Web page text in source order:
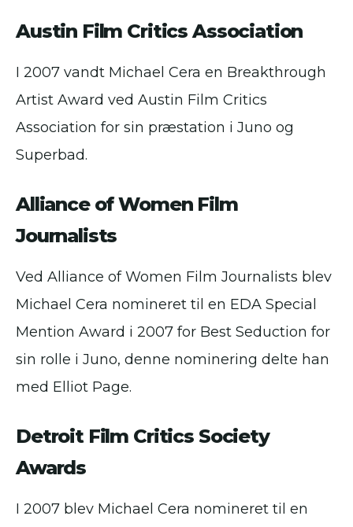
Austin Film Critics Association
I 2007 vandt Michael Cera en Breakthrough
Artist Award ved Austin Film Critics
Association for sin præstation i Juno og
Superbad.
Alliance of Women Film
Journalists
Ved Alliance of Women Film Journalists blev
Michael Cera nomineret til en EDA Special
Mention Award i 2007 for Best Seduction for
sin rolle i Juno, denne nominering delte han
med Elliot Page.
Detroit Film Critics Society
Awards
I 2007 blev Michael Cera nomineret til en